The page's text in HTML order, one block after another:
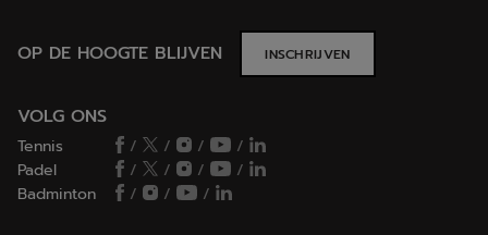
OP DE HOOGTE BLIJVEN INSCHRIJVEN
VOLG ONS
Tennis / / /
/
Padel
/ / /
/
Badminton
/ / /